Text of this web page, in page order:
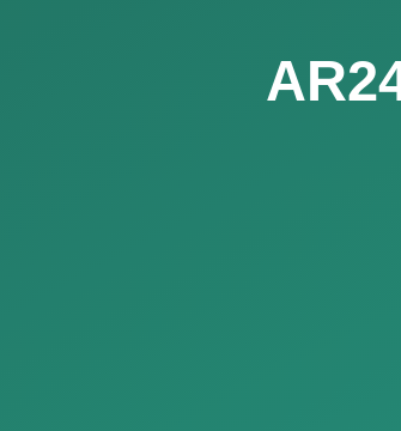
La